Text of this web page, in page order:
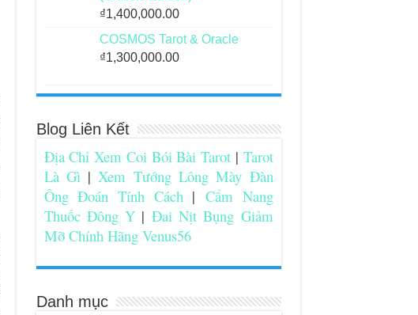
₫1,400,000.00
COSMOS Tarot & Oracle
₫1,300,000.00
Blog Liên Kết
Địa Chỉ Xem Coi Bói Bài Tarot | Tarot
Là Gì|Xem Tướng Lông Mày Đàn
Ông Đoán Tính Cách| Cẩm Nang
Thuốc Đông Y|Đai Nịt Bụng Giảm
Mỡ Chính Hãng Venus56
Danh mục